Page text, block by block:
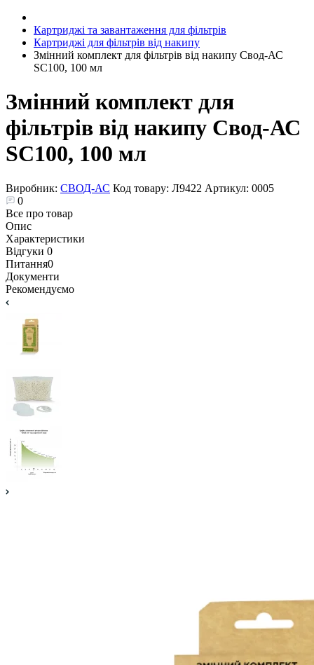
Картриджі та завантаження для фільтрів
Картриджі для фільтрів від накипу
Змінний комплект для фільтрів від накипу Свод-АС
SC100, 100 мл
Змінний комплект для
фільтрів від накипу Свод-АС
SC100, 100 мл
Виробник: СВОД-АС Код товару: Л9422 Артикул: 0005
0
Все про товар
Опис
Характеристики
Відгуки 0
Питання0
Документи
Рекомендуємо